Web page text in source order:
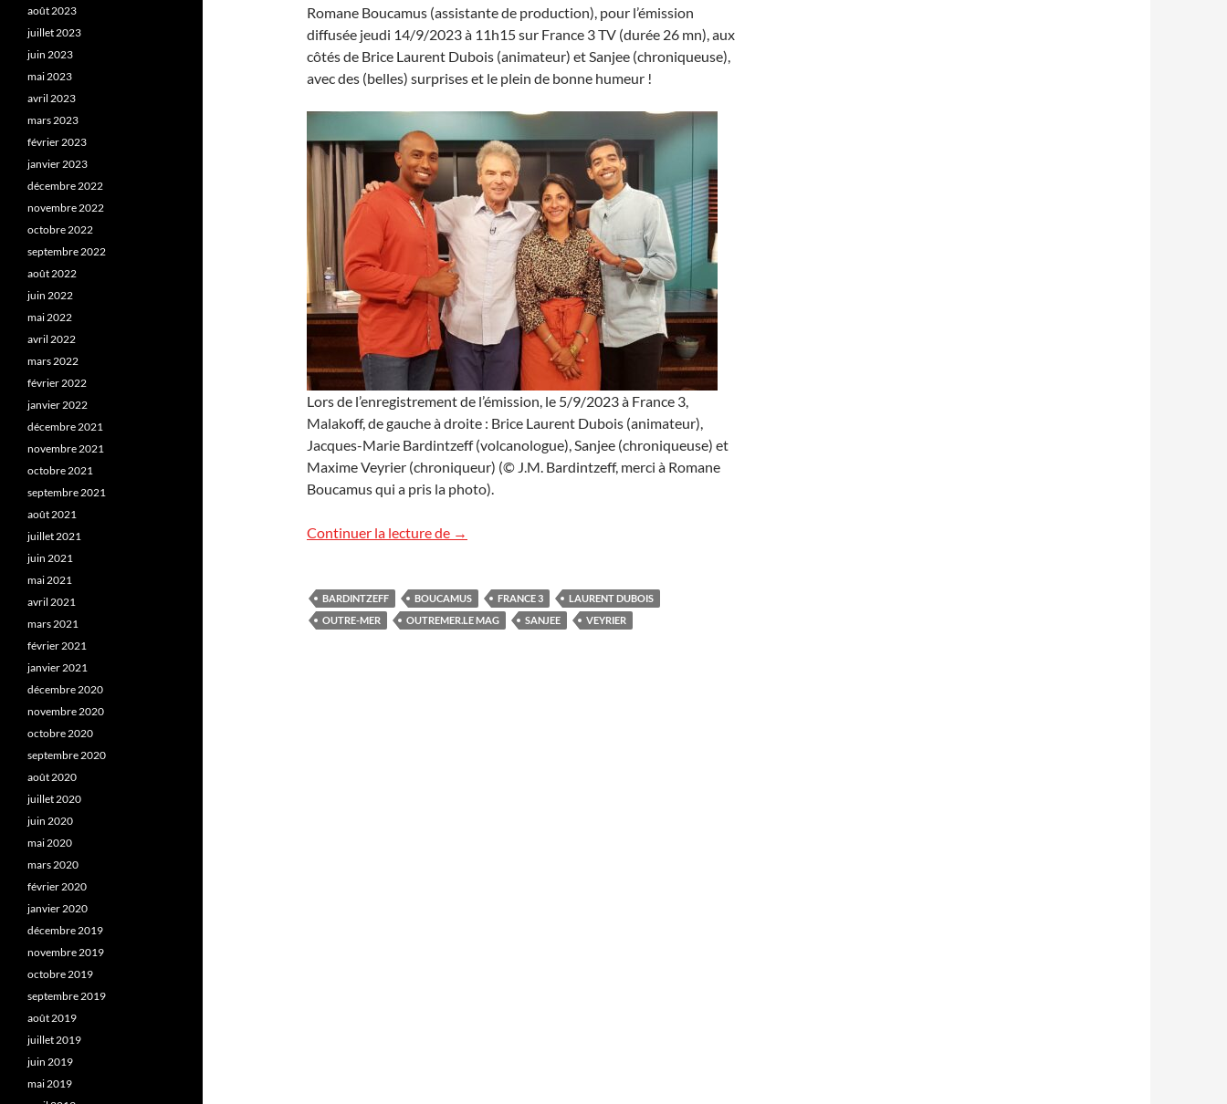
Romane Boucamus (assistante de production), pour l’émission
diffusée jeudi 14/9/2023 à 11h15 sur France 3 TV (durée 26 mn), aux
côtés de Brice Laurent Dubois (animateur) et Sanjee (chroniqueuse),
avec des (belles) surprises et le plein de bonne humeur !
Lors de l’enregistrement de l’émission, le 5/9/2023 à France 3,
Malakoff, de gauche à droite : Brice Laurent Dubois (animateur),
Jacques-Marie Bardintzeff (volcanologue), Sanjee (chroniqueuse) et
Maxime Veyrier (chroniqueur) (© J.M. Bardintzeff, merci à Romane
Boucamus qui a pris la photo).
Continuer la lecture de Les volcans sur France 3 TV, Outremer.le mag
→
BARDINTZEFF BOUCAMUS FRANCE 3
LAURENT DUBOIS
OUTRE-MER
OUTREMER.LE MAG SANJEE VEYRIER
août 2023
juillet 2023
juin 2023
mai 2023
avril 2023
mars 2023
février 2023
janvier 2023
décembre 2022
novembre 2022
octobre 2022
septembre 2022
août 2022
juin 2022
mai 2022
avril 2022
mars 2022
février 2022
janvier 2022
décembre 2021
novembre 2021
octobre 2021
septembre 2021
août 2021
juillet 2021
juin 2021
mai 2021
avril 2021
mars 2021
février 2021
janvier 2021
décembre 2020
novembre 2020
octobre 2020
septembre 2020
août 2020
juillet 2020
juin 2020
mai 2020
mars 2020
février 2020
janvier 2020
décembre 2019
novembre 2019
octobre 2019
septembre 2019
août 2019
juillet 2019
juin 2019
mai 2019